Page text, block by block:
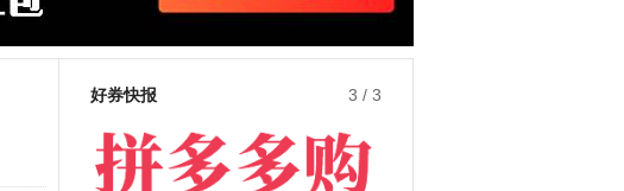
好券快报 3 / 3